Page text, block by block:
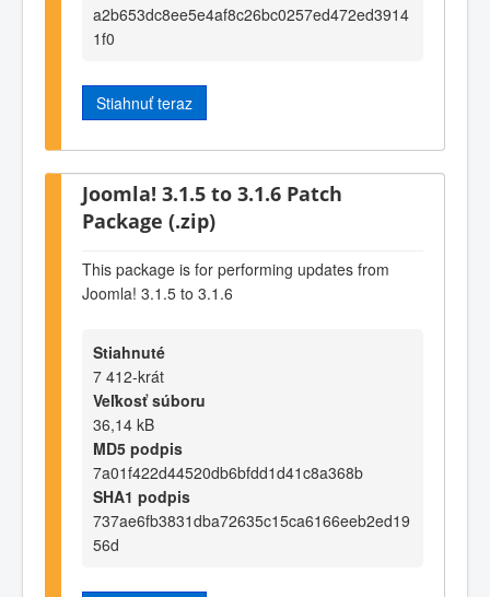
a2b653dc8ee5e4af8c26bc0257ed472ed3914
1f0
Stiahnuť teraz
Joomla! 3.1.5 to 3.1.6 Patch
Package (.zip)
This package is for performing updates from
Joomla! 3.1.5 to 3.1.6
Stiahnuté
7 412-krát
Veľkosť súboru
36,14 kB
MD5 podpis
7a01f422d44520db6bfdd1d41c8a368b
SHA1 podpis
737ae6fb3831dba72635c15ca6166eeb2ed19
56d